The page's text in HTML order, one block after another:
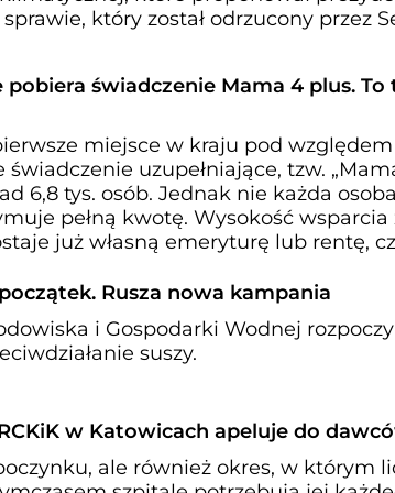
który został odrzucony przez
świadczenie Mama 4 plus. To
miejsce w kraju pod
uzupełniające, tzw.
6,8 tys. osób. Jednak nie każda
pełną kwotę. Wysokość wsparcia
już własną emeryturę lub rentę,
Rusza nowa kampania
i Gospodarki Wodnej
suszy.
w Katowicach apeluje do
ale również okres, w którym